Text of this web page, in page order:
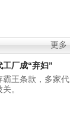
更多
工厂成“弃妇”
霸王条款，多家代
。